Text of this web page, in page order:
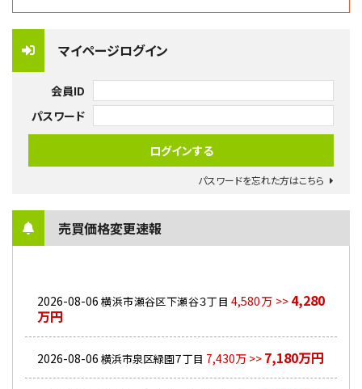
マイページログイン
会員ID
パスワード
パスワードを忘れた方はこちら
売買価格変更速報
2026-08-06 横浜市瀬谷区下瀬谷３丁目 4,580万 >> 4,280
万円
2026-08-06 横浜市泉区緑園７丁目 7,430万 >> 7,180万円